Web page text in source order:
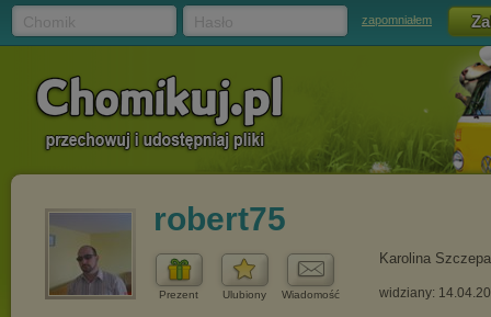
zapomniałem
robert75
Prezent Ulubiony Wiadomość
Karolina
widziany: